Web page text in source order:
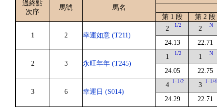
過終點
次序
馬號
馬名
第 1 段
第 2 段
1 2 幸運如意 (T211)
2 1/2
24.13
2 N
22.71
2 3 永旺年年 (T245)
1 1/2
24.05
1 N
22.75
3 6 幸運日 (S014)
4 1-1/2
24.29
3 1-1/4
22.71